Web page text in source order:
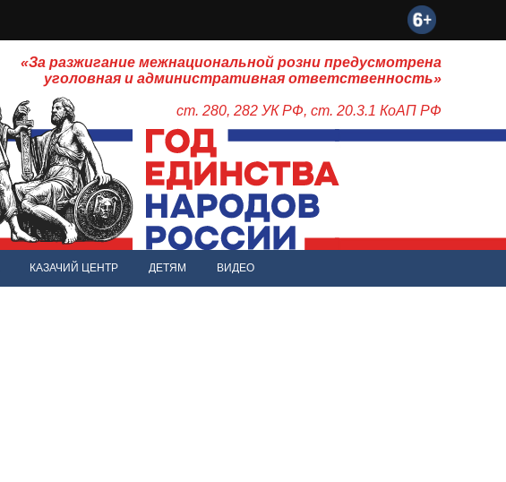
«За разжигание межнациональной розни предусмотрена
уголовная и административная ответственность»
ст. 280, 282 УК РФ, ст. 20.3.1 КоАП РФ
КАЗАЧИЙ ЦЕНТР ДЕТЯМ ВИДЕО